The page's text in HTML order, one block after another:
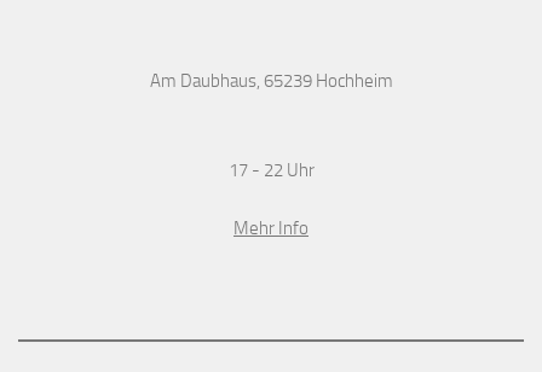
Am Daubhaus, 65239 Hochheim
17 - 22 Uhr
Mehr Info